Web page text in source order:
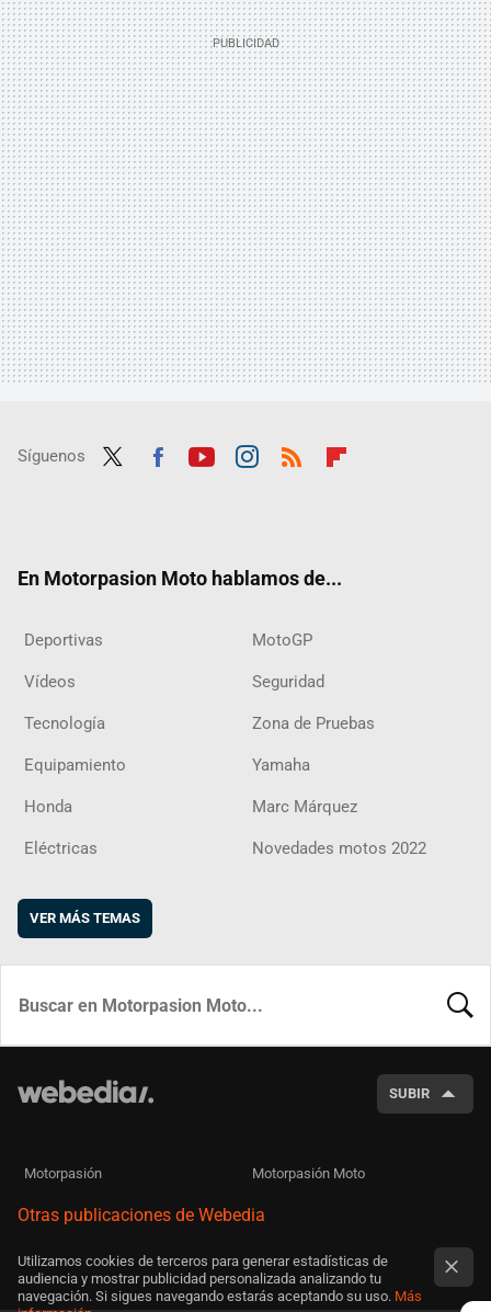
Síguenos
En Motorpasion Moto hablamos de...
Deportivas MotoGP
Vídeos Seguridad
Tecnología Zona de Pruebas
Equipamiento Yamaha
Honda Marc Márquez
Eléctricas Novedades motos 2022
VER MÁS TEMAS
SUBIR
Motorpasión Motorpasión Moto
Otras publicaciones de Webedia
Utilizamos cookies de terceros para generar estadísticas de
audiencia y mostrar publicidad personalizada analizando tu
navegación. Si sigues navegando estarás aceptando su uso. Más